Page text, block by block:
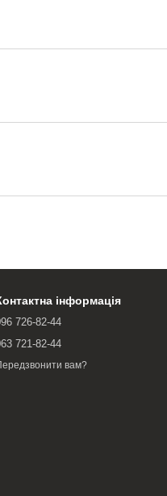
інформація
726-82-44
721-82-44
вам?